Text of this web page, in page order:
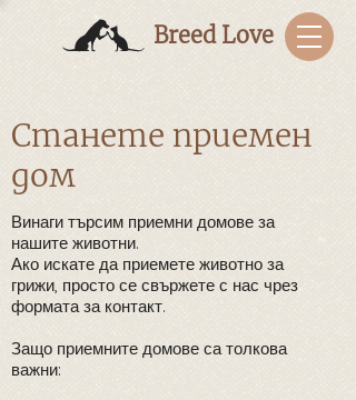
Breed Love
​Станете приемен
дом
Винаги търсим приемни домове за
нашите животни.
Ако искате да приемете животно за
грижи, просто се свържете с нас чрез
формата за контакт.
Защо приемните домове са толкова
важни: